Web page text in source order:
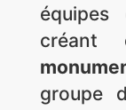
équipes
créant
groupe